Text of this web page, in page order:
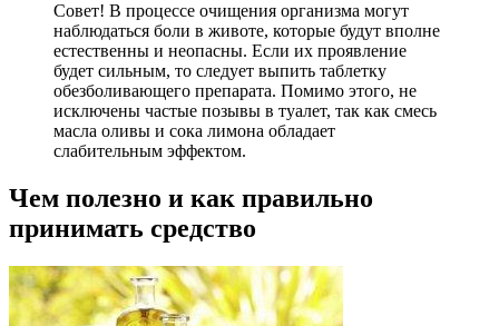
Совет! В процессе очищения организма могут
наблюдаться боли в животе, которые будут вполне
естественны и неопасны. Если их проявление
будет сильным, то следует выпить таблетку
обезболивающего препарата. Помимо этого, не
исключены частые позывы в туалет, так как смесь
масла оливы и сока лимона обладает
слабительным эффектом.
Чем полезно и как правильно
принимать средство